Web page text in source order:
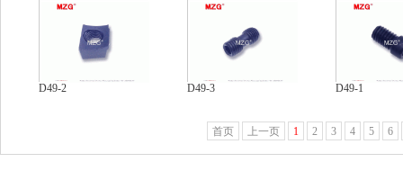
D49-2 D49-3 D49-1
首页 上一页 1 2 3 4 5 6